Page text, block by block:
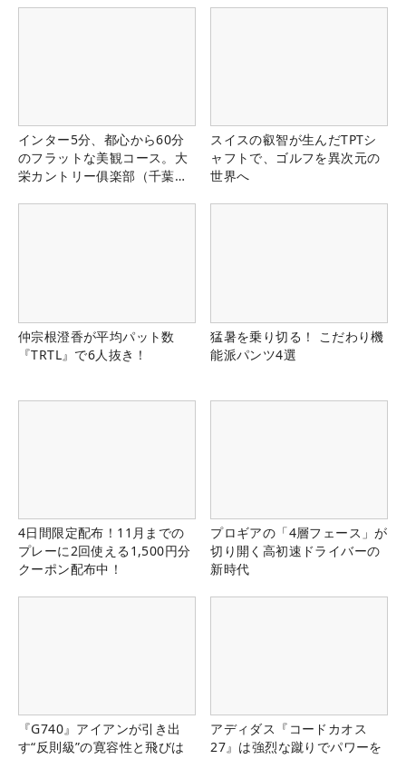
インター5分、都心から60分
のフラットな美観コース。大
栄カントリー俱楽部（千葉
スイスの叡智が生んだTPTシ
ャフトで、ゴルフを異次元の
世界へ
仲宗根澄香が平均パット数
『TRTL』で6人抜き！
猛暑を乗り切る！ こだわり機
能派パンツ4選
4日間限定配布！11月までの
プレーに2回使える1,500円分
クーポン配布中！
プロギアの「4層フェース」が
切り開く高初速ドライバーの
新時代
『G740』アイアンが引き出
す“反則級”の寛容性と飛びは
アディダス『コードカオス
27』は強烈な蹴りでパワーを